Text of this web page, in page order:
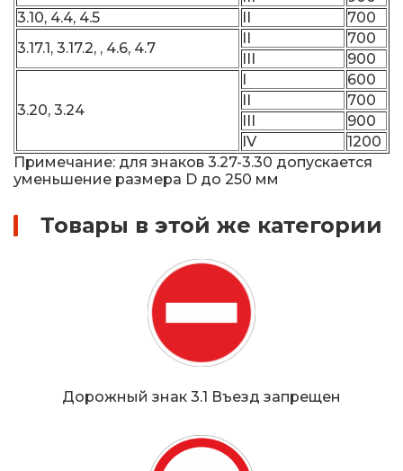
3.10, 4.4, 4.5
II
700
3.17.1, 3.17.2, , 4.6, 4.7
II
700
III
900
3.20, 3.24
I
600
II
700
III
900
IV
1200
Примечание: для знаков 3.27-3.30 допускается
уменьшение размера D до 250 мм
Товары в этой же категории
Дорожный знак 3.1 Въезд запрещен